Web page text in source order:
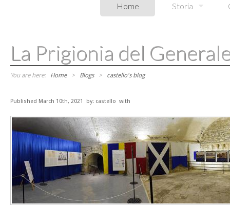
Home Storia
La Prigionia del
You are here: Home> Blogs> castello's blog
Published March 10th, 2021 by: castello with